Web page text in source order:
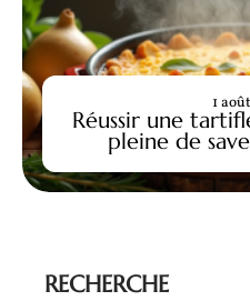
Réussir une
pleine de
1
RECHERCHE